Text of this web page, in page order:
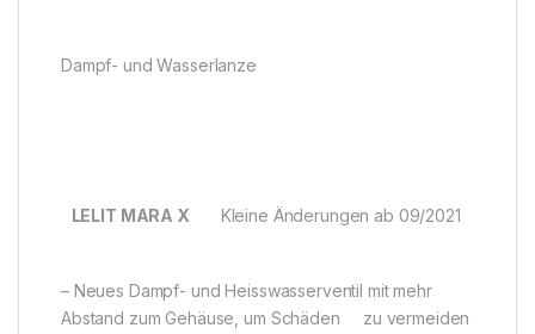
Dampf- und Wasserlanze
LELIT MARA X Kleine Änderungen ab 09/2021
– Neues Dampf- und Heisswasserventil mit mehr
Abstand zum Gehäuse, um Schäden zu vermeiden